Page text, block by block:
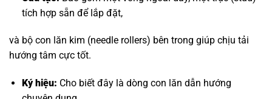
tích hợp sẵn để lắp đặt,
và bộ con lăn kim (needle rollers) bên trong giúp chịu tải
hướng tâm cực tốt.
Ký hiệu: Cho biết đây là dòng con lăn dẫn hướng